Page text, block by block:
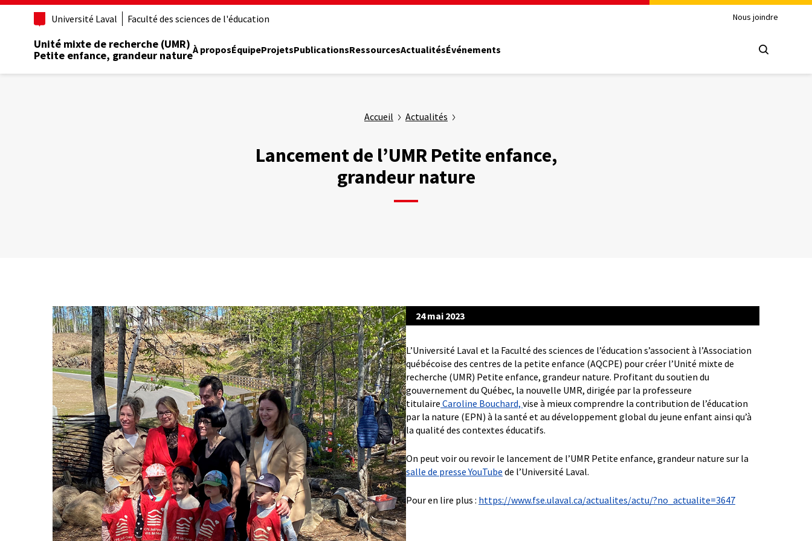
Aller
principal
Université Laval Faculté des sciences de l'éducation Nous joindre
Unité mixte de recherche (UMR)
Petite enfance, grandeur natureÀ proposÉquipeProjetsPublicationsRessourcesActualitésÉvénements
Accueil Actualités
Lancement de l’UMR Petite enfance,
grandeur nature
24 mai 2023
L’Université Laval et la Faculté des sciences de l’éducation s’associent à l’Association
québécoise des centres de la petite enfance (AQCPE) pour créer l’Unité mixte de
recherche (UMR) Petite enfance, grandeur nature. Profitant du soutien du
gouvernement du Québec, la nouvelle UMR, dirigée par la professeure
titulaire Caroline Bouchard, vise à mieux comprendre la contribution de l’éducation
par la nature (EPN) à la santé et au développement global du jeune enfant ainsi qu’à
la qualité des contextes éducatifs.
On peut voir ou revoir le lancement de l’UMR Petite enfance, grandeur nature sur la
salle de presse YouTube de l’Université Laval.
Pour en lire plus : https://www.fse.ulaval.ca/actualites/actu/?no_actualite=3647